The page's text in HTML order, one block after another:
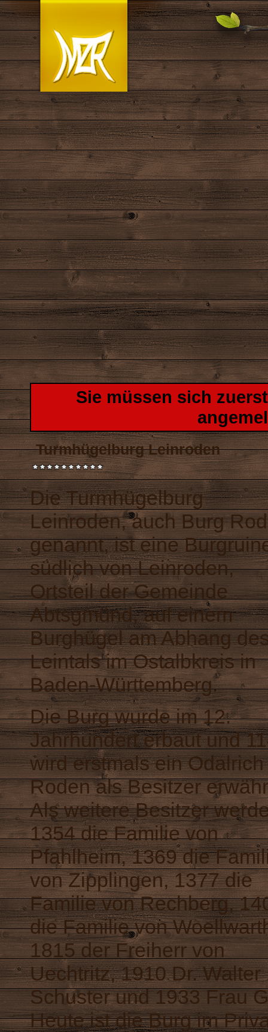
Sie müssen sich
Turmhügelburg Leinroden
Die Turmhügelburg
Leinroden, auch Burg
genannt, ist eine
südlich von Leinroden,
Ortsteil der Gemeinde
Abtsgmünd, auf einem
Burghügel am Abhang
Leintals im Ostalbkreis in
Baden-Württemberg.
Die Burg wurde im 12.
Jahrhundert erbaut und
wird erstmals ein
Roden als Besitzer
Als weitere Besitzer
1354 die Familie von
Pfahlheim, 1369 die
von Zipplingen, 1377 die
Familie von Rechberg,
die Familie von
1815 der Freiherr von
Uechtritz, 1910 Dr. Walter
Schuster und 1933 Frau
Heute ist die Burg im